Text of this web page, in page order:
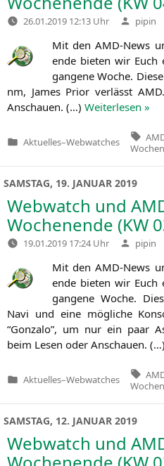
26.01.2019 12:13 Uhr Verfasst
von
pipin
Mit den AMD-News
en­de bie­ten wir
gan­ge­ne Woche.
nm, James Pri­or ver­lässt AMD
Anschau­en. (…) Wei­ter­le­sen »
Veröffentlicht
Aktuelles–Webwatches
SAMSTAG, 19. JANUAR 2019
Webwatch und
Wochenende (KW
19.01.2019 17:24 Uhr Verfasst
von
pipin
Mit den AMD-News
en­de bie­ten wir
gan­ge­ne Woche.
Navi und eine mög­li­che
“Gon­za­lo”, um nur ein paar
beim Lesen oder Anschau­en. (…)
Veröffentlicht
Aktuelles–Webwatches
SAMSTAG, 12. JANUAR 2019
Webwatch und